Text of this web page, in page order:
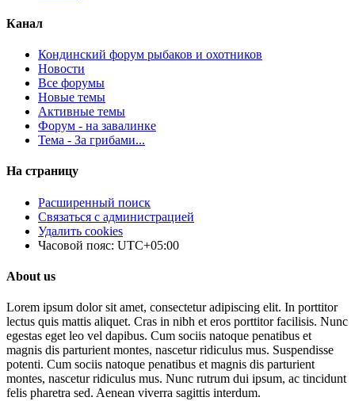
Канал
Кондинский форум рыбаков и охотников
Новости
Все форумы
Новые темы
Активные темы
Форум - на завалинке
Тема - За грибами...
На страницу
Расширенный поиск
Связаться с администрацией
Удалить cookies
Часовой пояс: UTC+05:00
About us
Lorem ipsum dolor sit amet, consectetur adipiscing elit. In porttitor
lectus quis mattis aliquet. Cras in nibh et eros porttitor facilisis. Nunc
egestas eget leo vel dapibus. Cum sociis natoque penatibus et
magnis dis parturient montes, nascetur ridiculus mus. Suspendisse
potenti. Cum sociis natoque penatibus et magnis dis parturient
montes, nascetur ridiculus mus. Nunc rutrum dui ipsum, ac tincidunt
felis pharetra sed. Aenean viverra sagittis interdum.